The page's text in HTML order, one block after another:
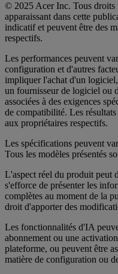
© 2025 Acer Inc. Tous droits
apparaissant dans cette
indicatif et peuvent être des
respectifs.
Les performances peuvent
configuration et d'autres
impliquer l'achat d'un
un fournisseur de logiciel ou
associées à des exigences
de compatibilité. Les
aux propriétaires respectifs.
Les spécifications peuvent
Tous les modèles présentés
L'aspect réel du produit peut
s'efforce de présenter les
complètes au moment de la
droit d'apporter des
Les fonctionnalités d'IA
abonnement ou une
plateforme, ou peuvent être
matière de configuration ou